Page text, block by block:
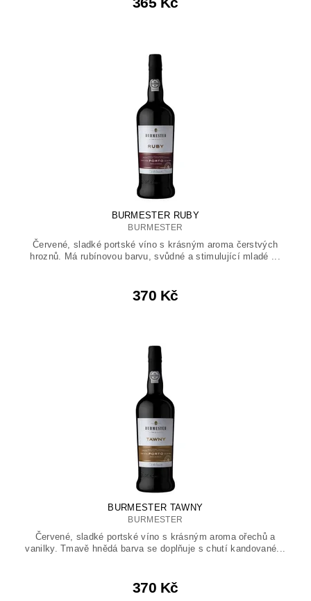
BURMESTER RUBY
BURMESTER
Červené, sladké portské víno s krásným aroma čerstvých
hroznů. Má rubínovou barvu, svůdné a stimulující mladé ...
370 Kč
BURMESTER TAWNY
BURMESTER
Červené, sladké portské víno s krásným aroma ořechů a
vanilky. Tmavě hnědá barva se doplňuje s chutí kandované...
370 Kč